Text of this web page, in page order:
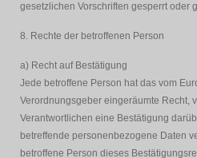
gesetzlichen Vorschriften gesperrt oder
8. Rechte der betroffenen Person
a) Recht auf Bestätigung
Jede betroffene Person hat das vom
Verordnungsgeber eingeräumte Recht,
Verantwortlichen eine Bestätigung
betreffende personenbezogene Daten
betroffene Person dieses